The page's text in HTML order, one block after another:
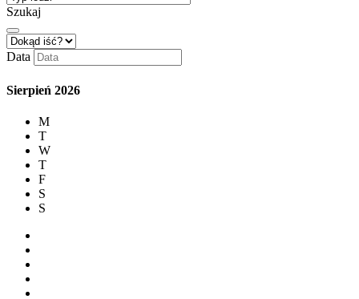
Szukaj
Data
Sierpień 2026
M
T
W
T
F
S
S